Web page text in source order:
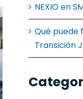
NEXIO en
Qué puede
Transición